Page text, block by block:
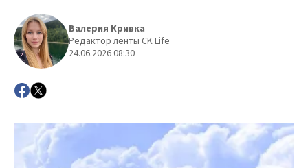
Валерия Кривка
Редактор ленты CK Life
24.06.2026 08:30